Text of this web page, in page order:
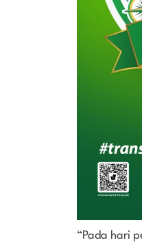
“Pada hari